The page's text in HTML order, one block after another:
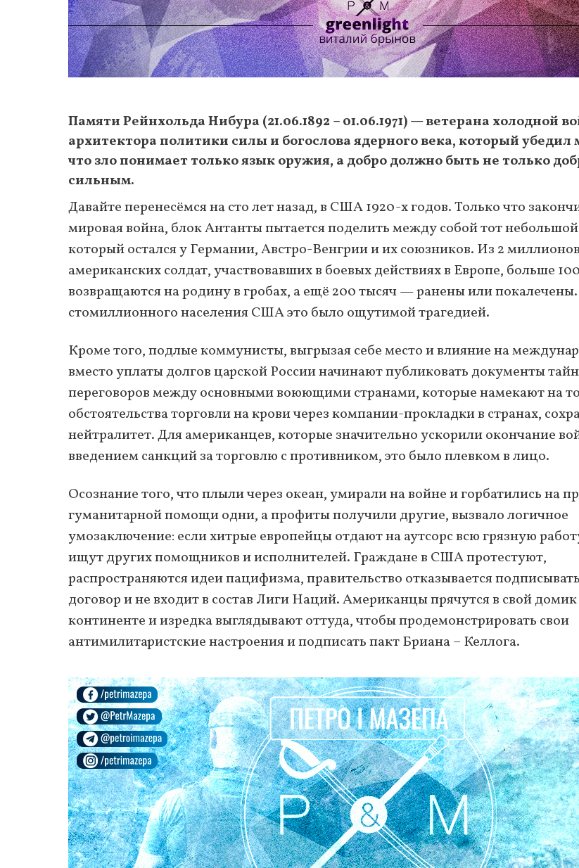
Памяти Рейнхольда Нибура (21.06.1892 – 01.06.1971) — ветерана холодной
архитектора политики силы и богослова ядерного века, который убедил
что зло понимает только язык оружия, а добро должно быть не только
сильным.
Давайте перенесёмся на сто лет назад, в США 1920-х годов. Только что
мировая война, блок Антанты пытается поделить между собой тот
который остался у Германии, Австро-Венгрии и их союзников. Из 2 миллионов
американских солдат, участвовавших в боевых действиях в Европе, больше
возвращаются на родину в гробах, а ещё 200 тысяч — ранены или
стомиллионного населения США это было ощутимой трагедией.
Кроме того, подлые коммунисты, выгрызая себе место и влияние на
вместо уплаты долгов царской России начинают публиковать документы
переговоров между основными воюющими странами, которые намекают на
обстоятельства торговли на крови через компании-прокладки в странах,
нейтралитет. Для американцев, которые значительно ускорили окончание
введением санкций за торговлю с противником, это было плевком в лицо.
Осознание того, что плыли через океан, умирали на войне и горбатились на
гуманитарной помощи одни, а профиты получили другие, вызвало логичное
умозаключение: если хитрые европейцы отдают на аутсорс всю грязную
ищут других помощников и исполнителей. Граждане в США протестуют,
распространяются идеи пацифизма, правительство отказывается
договор и не входит в состав Лиги Наций. Американцы прячутся в свой
континенте и изредка выглядывают оттуда, чтобы продемонстрировать свои
антимилитаристские настроения и подписать пакт Бриана – Келлога.